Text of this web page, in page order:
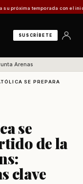
temporada con el inicio de
SUSCRÍBETE
Arenas
SE PREPARA
se
de la
clave